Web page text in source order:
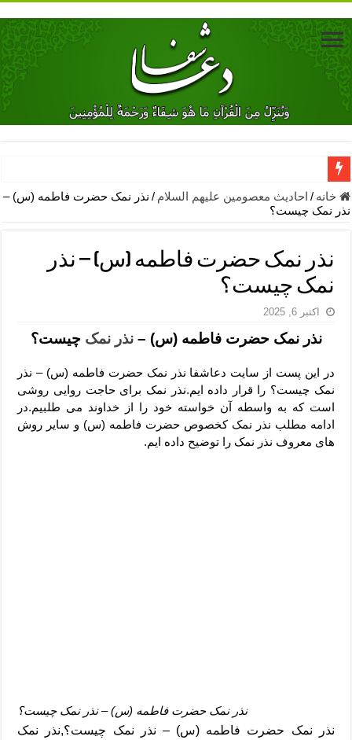
دعای جلب محبت فوری معشوق – دعای جلب محبت شوهر
دعای مشکل گشا برای رفع فقر – ذکرهای روزی‌ بخش
معجزات دعای یا من اظهر الجمیل – دعای یا من اظهر الجمیل برای
مهم ترین اذکار الهی و فضیلت آن ها – ذکر مخصوص مستجاب الدعوه
دعا برای ترس بچه ها در خواب – دعای ترس و بی خوابی کودکان
نماز حاجت برای کار گشایی- دعای رفع مشکلات و طلب حاجت
لا حول ولا قوة الا بالله برای چشم زخم – دعای چشم زخم ماشاالله
دعای قوی رفع ترس – دعای مجرب برای آرامش قلب و رفع اضطراب
دعا برای پولدار شدن در یک روز – دعای ثروت حضرت سلیمان
خانه / احادیث معصومین علیهم السلام / نذر نمک حضرت فاطمه (س) –
نذر نمک چیست؟
نذر نمک حضرت فاطمه (س) – نذر
نمک چیست؟
اکتبر 6, 2025
نذر نمک حضرت فاطمه (س) –نذر نمک چیست؟
در این پست از سایت دعاشفا نذر نمک حضرت فاطمه (س) – نذر
نمک چیست؟ را قرار داده ایم.نذر نمک برای حاجت روایی روشی
است که به واسطه آن خواسته خود را از خداوند می طلبیم.در
ادامه مطلب نذر نمک کخصوص حضرت فاطمه (س) و سایر روش
های معروف نذر نمک را توضیح داده ایم.
نذر نمک حضرت فاطمه (س) – نذر نمک چیست؟
نذر نمک حضرت فاطمه (س) – نذر نمک چیست؟,نذر نمک